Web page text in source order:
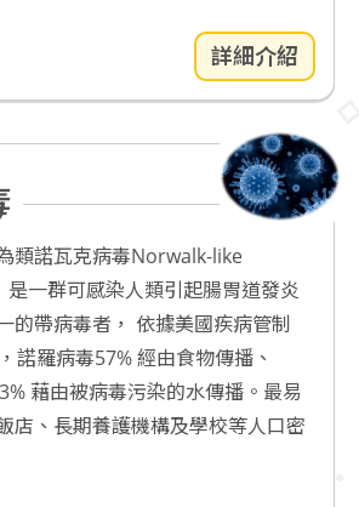
詳細介紹
類諾瓦克病毒Norwalk-like
一群可感染人類引起腸胃道發炎
的帶病毒者， 依據美國疾病管制
諾羅病毒57% 經由食物傳播、
藉由被病毒污染的水傳播。最易
店、長期養護機構及學校等人口密